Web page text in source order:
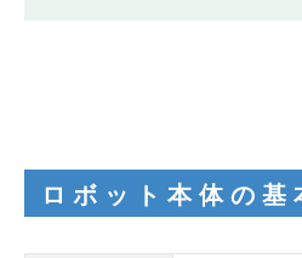
ロボット本体の基